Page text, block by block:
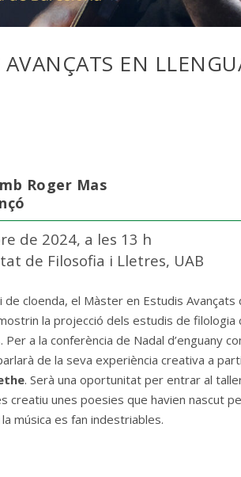
AVANÇATS EN
Roger Mas
de 2024, a les 13 h
de Filosofia i Lletres, UAB
cloenda, el Màster en Estudis
la projecció dels estudis de filologia
a la conferència de Nadal d’enguany
de la seva experiència creativa a
. Serà una oportunitat per entrar al
creatiu unes poesies que havien nascut
música es fan indestriables.